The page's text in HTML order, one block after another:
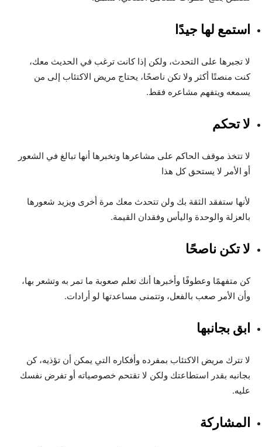
استمع لها جيدًا
لا تجبرها على التحدث، ولكن إذا كانت ترغب في الحديث معك،
كنت منصتًا أكثر ولا تكن ناصحًا، يحتاج مريض الاكتئاب إلى من
يسمعه ويتفهم مشاعره فقط.
لا تحكم
لا تتخذ موقف الحاكم على مشاعرها وتخبرها أنها تبالغ في الشعور
أو الأمر لا يستحق كل هذا
لأنها ستفقد الثقة بك ولن تتحدث معك مرة أخرى ويزيد شعورها
بالعزلة والوحدة واليأس وفقدان القيمة.
لا تكن ناصحًا
كن متفهمًا وعطوفًا وأخبرها أنك تعلم صعوبة ما تمر به وتشعر بها،
وأن الأمر صعب بالفعل، وتتمنى مساعدتها لو أرادات.
ابق بجانبها
لا تترك مريض الاكتئاب بمفرده وأفكاره التي يمكن أن تؤذيه، كن
بجانبه بقدر استطاعتك ولكن لا تقتحم خصوصياته أو تفرض نفسك
عليه.
المشاركة